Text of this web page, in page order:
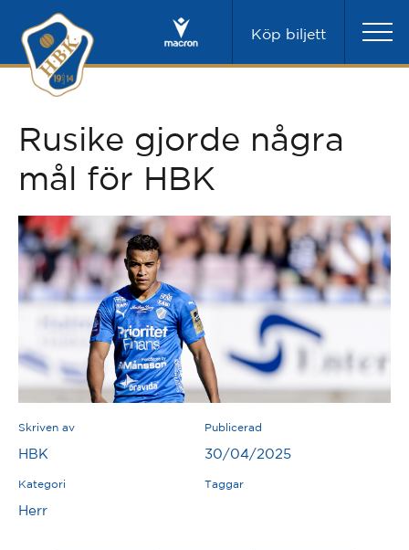
Köp biljett
Rusike gjorde några
mål för HBK
Skriven av
HBK
Publicerad
30/04/2025
Kategori
Herr
Taggar